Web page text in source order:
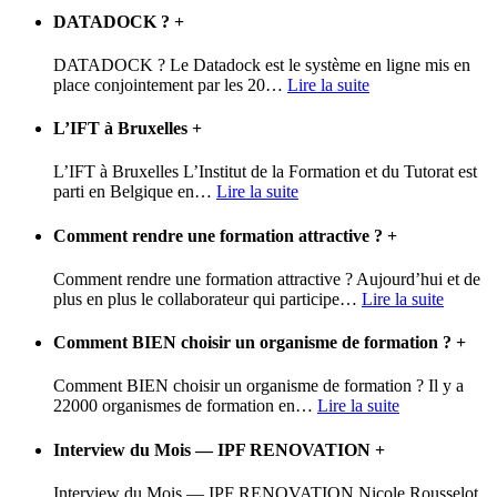
DATADOCK ? +
DATADOCK ? Le Datadock est le système en ligne mis en
place conjointement par les 20… Lire la suite
L’IFT à Bruxelles +
L’IFT à Bruxelles L’Institut de la Formation et du Tutorat est
parti en Belgique en… Lire la suite
Comment rendre une formation attractive ? +
Comment rendre une formation attractive ? Aujourd’hui et de
plus en plus le collaborateur qui participe… Lire la suite
Comment BIEN choisir un organisme de formation ? +
Comment BIEN choisir un organisme de formation ? Il y a
22000 organismes de formation en… Lire la suite
Interview du Mois — IPF RENOVATION +
Interview du Mois — IPF RENOVATION Nicole Rousselot,